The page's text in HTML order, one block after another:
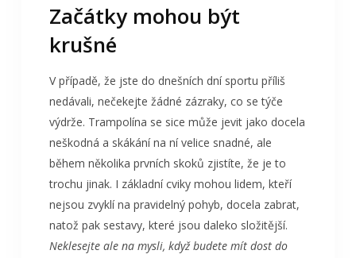
Začátky mohou být
krušné
V případě, že jste do dnešních dní sportu příliš
nedávali, nečekejte žádné zázraky, co se týče
výdrže. Trampolína se sice může jevit jako docela
neškodná a skákání na ní velice snadné, ale
během několika prvních skoků zjistíte, že je to
trochu jinak. I základní cviky mohou lidem, kteří
nejsou zvyklí na pravidelný pohyb, docela zabrat,
natož pak sestavy, které jsou daleko složitější.
Neklesejte ale na mysli, když budete mít dost do